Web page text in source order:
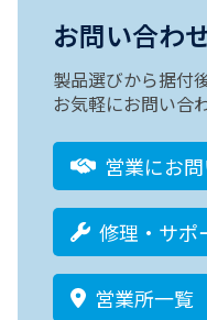
お問い合わ
製品選びから据付
お気軽にお問い合
営業にお
修理・サポ
営業所一覧